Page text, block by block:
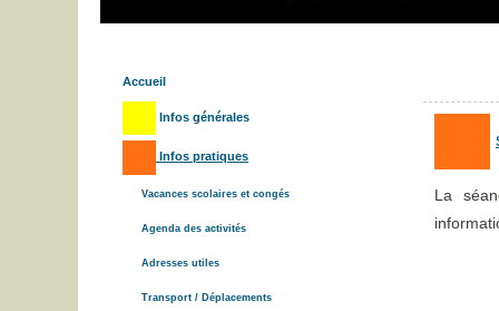
Accueil
Infos générales
Infos pratiques
Vacances scolaires et congés
Agenda des activités
Adresses utiles
Transport / Déplacements
La